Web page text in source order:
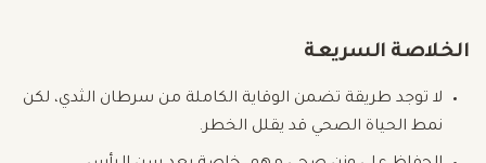
الخلاصة السريعة
لا توجد طريقة تضمن الوقاية الكاملة من سرطان الثدي، لكن
نمط الحياة الصحي قد يقلل الخطر.